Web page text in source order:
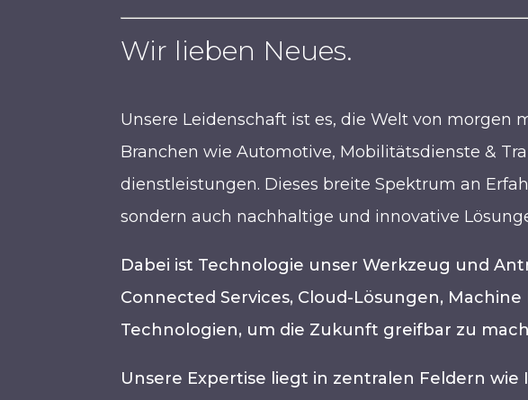
Wir lieben Neues.
Unsere Leidenschaft ist es, die Welt von
Branchen wie Automotive, Mobilitätsdienste &
dienstleistungen. Dieses breite Spektrum an
sondern auch nachhaltige und innovative
Dabei ist Technologie unser Werkzeug und
Connected Services, Cloud-Lösungen,
Technologien, um die Zukunft greifbar zu
Unsere Expertise liegt in zentralen Feldern